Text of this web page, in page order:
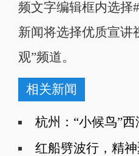
频文字编辑框内选择
新闻将选择优质宣讲
观”频道。
相关新闻
杭州：“小候鸟”
红船劈波行，精